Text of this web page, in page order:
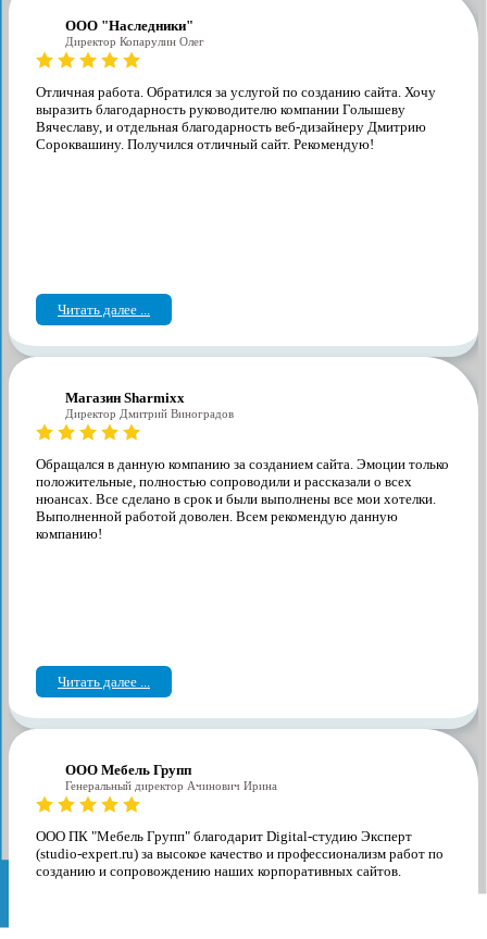
ООО "Наследники"
Директор Копарулин Олег
Отличная работа. Обратился за услугой по созданию сайта. Хочу
выразить благодарность руководителю компании Голышеву
Вячеславу, и отдельная благодарность веб-дизайнеру Дмитрию
Сороквашину. Получился отличный сайт. Рекомендую!
Читать далее ...
Магазин Sharmixx
Директор Дмитрий Виноградов
Обращался в данную компанию за созданием сайта. Эмоции только
положительные, полностью сопроводили и рассказали о всех
нюансах. Все сделано в срок и были выполнены все мои хотелки.
Выполненной работой доволен. Всем рекомендую данную
компанию!
Читать далее ...
ООО Мебель Групп
Генеральный директор Ачинович Ирина
ООО ПК "Мебель Групп" благодарит Digital-студию Эксперт
(studio-expert.ru) за высокое качество и профессионализм работ по
созданию и сопровождению наших корпоративных сайтов.